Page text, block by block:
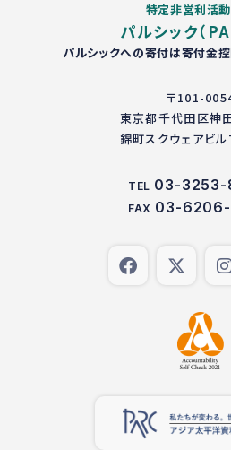
特定非営利活
パルシック（
パルシックへの寄付は寄付金控
〒101-
東京都千代田区神
錦町スクウェアビ
TEL 03-
FAX 03-